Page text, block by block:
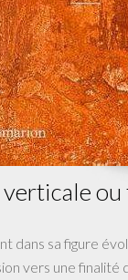
verticale
dans sa figure
vers une finalité